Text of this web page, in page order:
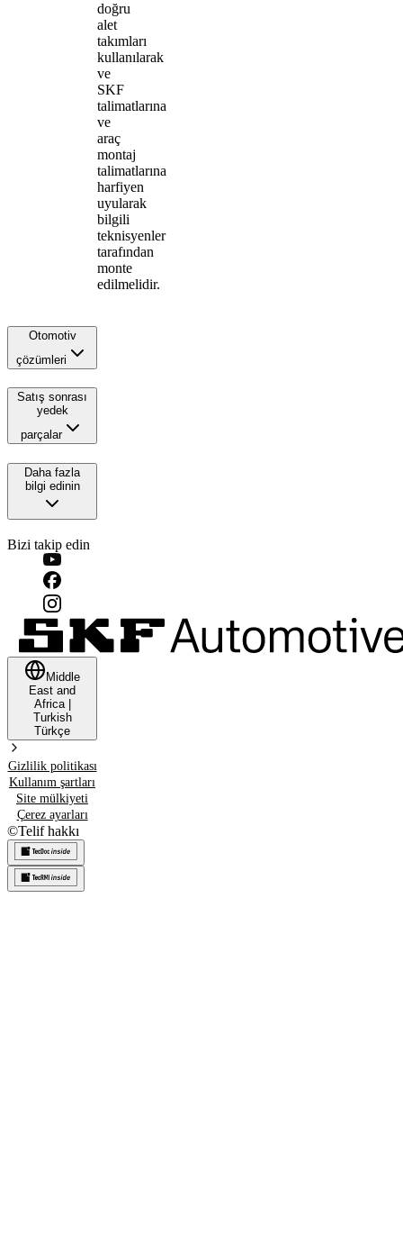
doğru
alet
takımları
kullanılarak
ve
SKF
talimatlarına
ve
araç
montaj
talimatlarına
harfiyen
uyularak
bilgili
teknisyenler
tarafından
monte
edilmelidir.
Otomotiv
çözümleri
Satış sonrası
yedek
parçalar
Daha fazla
bilgi edinin
Bizi takip edin
Middle
East and
Africa|
Turkish
Türkçe
Gizlilik politikası
Kullanım şartları
Site mülkiyeti
Çerez ayarları
©Telif hakkı